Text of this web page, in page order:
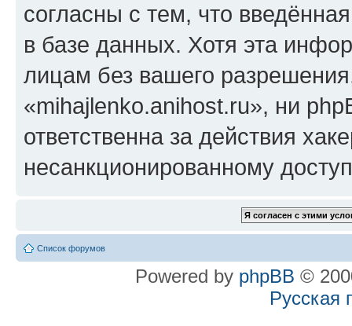
согласны с тем, что
в базе данных. Хотя эта
лицам без вашего
«mihajlenko.anihost.ru», ни
ответственна за действия
несанкционированному
Список форумов
Powered by phpBB ©
Русская